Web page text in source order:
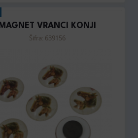
MAGNET VRANCI KONJI
Šifra: 639156